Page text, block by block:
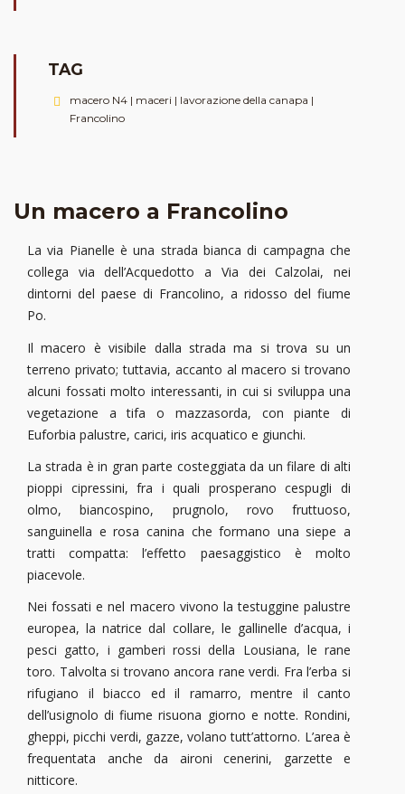
TAG
macero N4 | maceri | lavorazione della canapa |
Francolino
Un macero a Francolino
La via Pianelle è una strada bianca di campagna che
collega via dell’Acquedotto a Via dei Calzolai, nei
dintorni del paese di Francolino, a ridosso del fiume
Po.
Il macero è visibile dalla strada ma si trova su un
terreno privato; tuttavia, accanto al macero si trovano
alcuni fossati molto interessanti, in cui si sviluppa una
vegetazione a tifa o mazzasorda, con piante di
Euforbia palustre, carici, iris acquatico e giunchi.
La strada è in gran parte costeggiata da un filare di alti
pioppi cipressini, fra i quali prosperano cespugli di
olmo, biancospino, prugnolo, rovo fruttuoso,
sanguinella e rosa canina che formano una siepe a
tratti compatta: l’effetto paesaggistico è molto
piacevole.
Nei fossati e nel macero vivono la testuggine palustre
europea, la natrice dal collare, le gallinelle d’acqua, i
pesci gatto, i gamberi rossi della Lousiana, le rane
toro. Talvolta si trovano ancora rane verdi. Fra l’erba si
rifugiano il biacco ed il ramarro, mentre il canto
dell’usignolo di fiume risuona giorno e notte. Rondini,
gheppi, picchi verdi, gazze, volano tutt’attorno. L’area è
frequentata anche da aironi cenerini, garzette e
nitticore.